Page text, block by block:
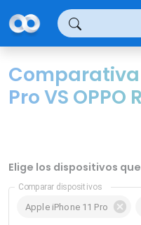
Comparativa
Pro VS OPPO
Elige los dispositivos
Comparar dispositivos
Apple iPhone 11 Pro
Panel de gestión de